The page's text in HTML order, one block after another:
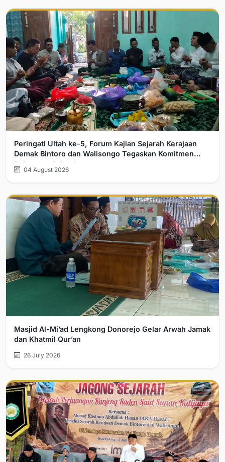
Peringati Ultah ke-5, Forum Kajian Sejarah Kerajaan
Demak Bintoro dan Walisongo Tegaskan Komitmen
Pelurusan Sejarah
04 August 2026
Masjid Al-Mi’ad Lengkong Donorejo Gelar Arwah Jamak
dan Khatmil Qur’an
26 July 2026